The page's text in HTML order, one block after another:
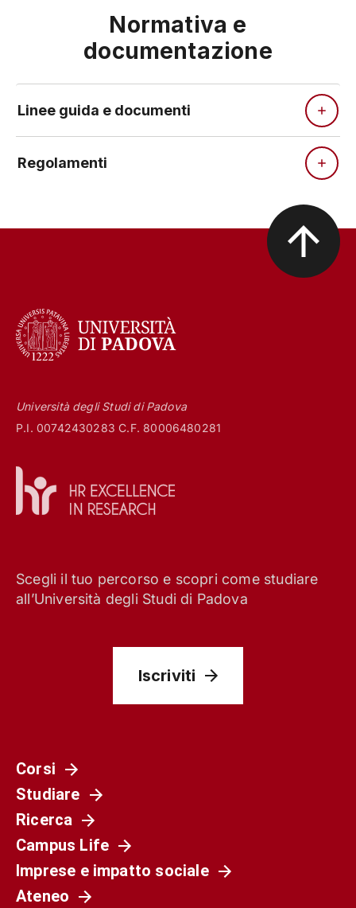
Normativa e
documentazione
Linee guida e documenti
Regolamenti
Università degli Studi di Padova
P.I. 00742430283 C.F. 80006480281
Scegli il tuo percorso e scopri come studiare
all’Università degli Studi di Padova
Iscriviti
Corsi
Studiare
Ricerca
Campus Life
Imprese e impatto sociale
Ateneo